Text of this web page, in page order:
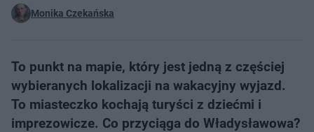
Monika Czekańska
To punkt na mapie, który jest jedną z częściej
wybieranych lokalizacji na wakacyjny wyjazd.
To miasteczko kochają turyści z dziećmi i
imprezowicze. Co przyciąga do Władysławowa?